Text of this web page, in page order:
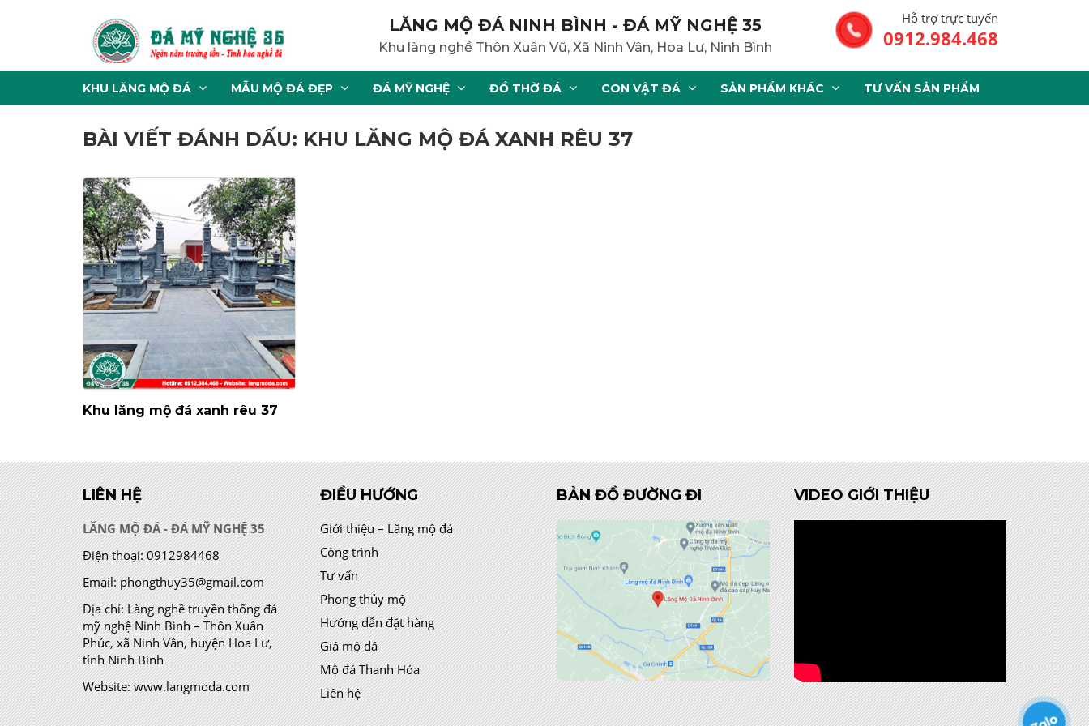
LĂNG MỘ ĐÁ NINH BÌNH - ĐÁ MỸ NGHỆ 35
Khu làng nghề Thôn Xuân Vũ, Xã Ninh Vân, Hoa Lư, Ninh Bình
Hỗ trợ trực tuyến
0912.984.468
KHU LĂNG MỘ ĐÁ MẪU MỘ ĐÁ ĐẸP ĐÁ MỸ NGHỆ ĐỒ THỜ ĐÁ CON VẬT ĐÁ SẢN PHẨM KHÁC TƯ VẤN SẢN PHẨM
BÀI VIẾT ĐÁNH DẤU: KHU LĂNG MỘ ĐÁ XANH RÊU 37
Khu lăng mộ đá xanh rêu 37
LIÊN HỆ
LĂNG MỘ ĐÁ - ĐÁ MỸ NGHỆ 35
Điện thoại: 0912984468
Email: phongthuy35@gmail.com
Địa chỉ:Làng nghề truyền thống đá
mỹ nghệ Ninh Bình – Thôn Xuân
Phúc, xã Ninh Vân, huyện Hoa Lư,
tỉnh Ninh Bình
Website: www.langmoda.com
ĐIỀU HƯỚNG
Giới thiệu – Lăng mộ đá
Công trình
Tư vấn
Phong thủy mộ
Hướng dẫn đặt hàng
Giá mộ đá
Mộ đá Thanh Hóa
Liên hệ
BẢN ĐỒ ĐƯỜNG ĐI VIDEO GIỚI THIỆU